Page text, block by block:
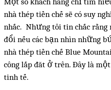
nhà thép tiền chế sẽ có suy
nhắc. Nhưng tôi tin chắc rằng
đổi nếu các bạn nhìn những
nhà thép tiền chế Blue
công lắp đăt ở trên. Đây là
tinh tế.